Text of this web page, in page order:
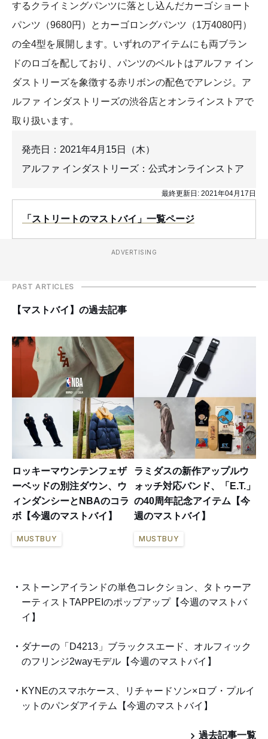
するクライミングパンツに落とし込んだカーゴショート
パンツ（9680円）とカーゴロングパンツ（1万4080円）
の全4型を展開します。いずれのアイテムにも両ブラン
ドのロゴを配しており、パンツのベルトはアルファ イン
ダストリーズを象徴する赤リボンの配色でアレンジ。ア
ルファ インダストリーズの渋谷店とオンラインストアで
取り扱います。
発売日：2021年4月15日（木）
アルファ インダストリーズ：公式オンラインストア
最終更新日: 2021年04月17日
「ストリートのマストバイ」一覧ページ
ADVERTISING
PAST ARTICLES
【マストバイ】の過去記事
ロッキーマウンテンフェザ
ーベッドの別注ダウン、ウ
ィンダンシーとNBAのコラ
ボ【今週のマストバイ】
MUSTBUY
ラミダスの新作アップルウ
ォッチ対応バンド、「E.T.」
の40周年記念アイテム【今
週のマストバイ】
MUSTBUY
ストーンアイランドの単色コレクション、タトゥーア
ーティストTAPPEIのポップアップ【今週のマストバ
イ】
ダナーの「D4213」ブラックスエード、オルフィック
のフリンジ2wayモデル【今週のマストバイ】
KYNEのスマホケース、リチャードソン×ロブ・プルイ
ットのパンダアイテム【今週のマストバイ】
過去記事一覧